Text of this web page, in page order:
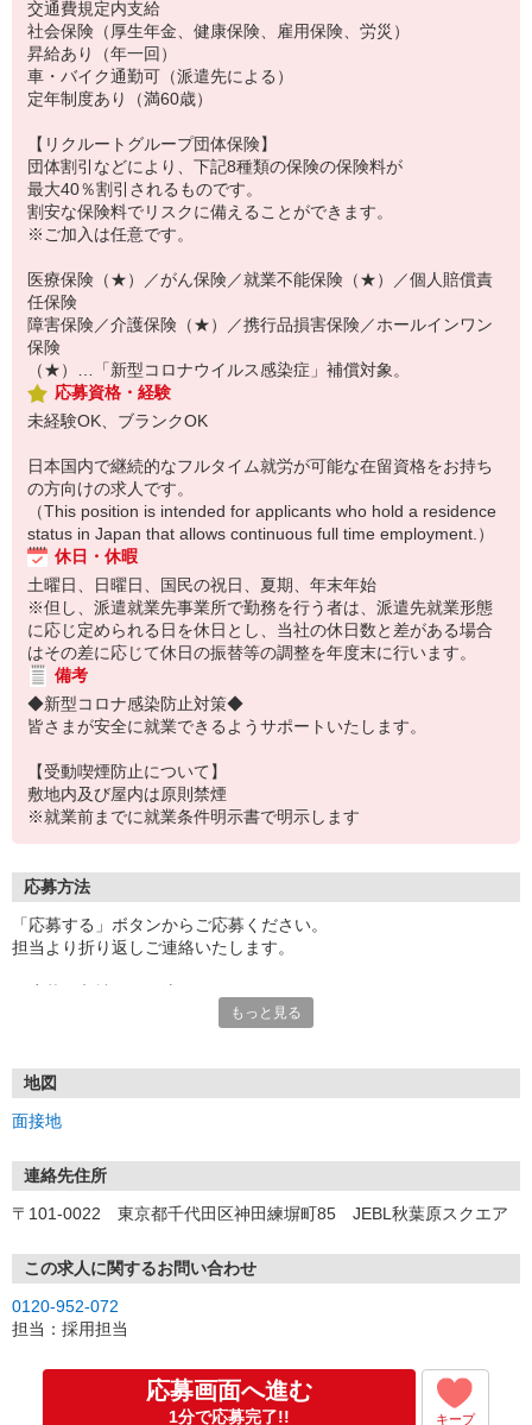
交通費規定内支給
社会保険（厚生年金、健康保険、雇用保険、労災）
昇給あり（年一回）
車・バイク通勤可（派遣先による）
定年制度あり（満60歳）
【リクルートグループ団体保険】
団体割引などにより、下記8種類の保険の保険料が
最大40％割引されるものです。
割安な保険料でリスクに備えることができます。
※ご加入は任意です。
医療保険（★）／がん保険／就業不能保険（★）／個人賠償責
任保険
障害保険／介護保険（★）／携行品損害保険／ホールインワン
保険
（★）…「新型コロナウイルス感染症」補償対象。
応募資格・経験
未経験OK、ブランクOK
日本国内で継続的なフルタイム就労が可能な在留資格をお持ち
の方向けの求人です。
（This position is intended for applicants who hold a residence
status in Japan that allows continuous full time employment.）
休日・休暇
土曜日、日曜日、国民の祝日、夏期、年末年始
※但し、派遣就業先事業所で勤務を行う者は、派遣先就業形態
に応じ定められる日を休日とし、当社の休日数と差がある場合
はその差に応じて休日の振替等の調整を年度末に行います。
備考
◆新型コロナ感染防止対策◆
皆さまが安全に就業できるようサポートいたします。
【受動喫煙防止について】
敷地内及び屋内は原則禁煙
※就業前までに就業条件明示書で明示します
応募方法
「応募する」ボタンからご応募ください。
担当より折り返しご連絡いたします。
*来社面接またはオンライン面接が可能です。
（応募情報不足の場合は、履歴書・職務経歴書を頂くケースがあ
▼内定（面接後、最短翌営業日）
*当社より内定通知をお送りします。
*内定にご承諾いただけましたら、採用決定となります。
*当社の正社員としてご入社いただきます。
*辞令の授与、オリエンテーションをお受けいただきます。
▼配属先の決定（★）
*当社が配属先を決定します。
▼就業開始
*配属先にて、当社の派遣スタッフとしてご就業いただきます。
もっと見る
地図
面接地
連絡先住所
〒101-0022 東京都千代田区神田練塀町85 JEBL秋葉原スクエア
この求人に関するお問い合わせ
0120-952-072
担当：採用担当
応募画面へ進む
1分で応募完了!! キープ